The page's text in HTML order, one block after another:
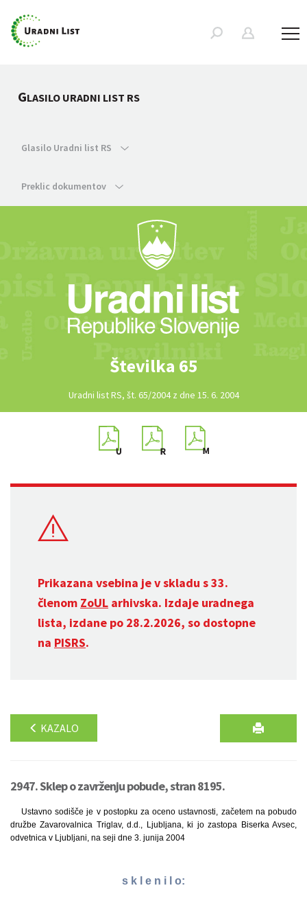
GLASILO URADNI LIST RS
Glasilo Uradni list RS
Preklic dokumentov
Številka 65
Uradni list RS, št. 65/2004 z dne 15. 6. 2004
Prikazana vsebina je v skladu s 33.
členom ZoUL arhivska. Izdaje uradnega
lista, izdane po 28.2.2026, so dostopne
na PISRS.
KAZALO
2947. Sklep o zavrženju pobude, stran 8195.
Ustavno sodišče je v postopku za oceno ustavnosti, začetem na pobudo
družbe Zavarovalnica Triglav, d.d., Ljubljana, ki jo zastopa Biserka Avsec,
odvetnica v Ljubljani, na seji dne 3. junija 2004
s k l e n i l o: